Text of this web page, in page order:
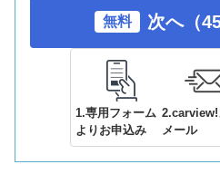
無料 次へ（
1.専用フォーム
よりお申込み
2.carview!
メール